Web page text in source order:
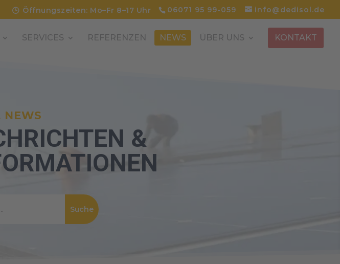
06071 95 99-059 info@dedisol.de
Öffnungszeiten: Mo–Fr 8–17 Uhr
SERVICES REFERENZEN NEWS ÜBER UNS KONTAKT
NEWS
&